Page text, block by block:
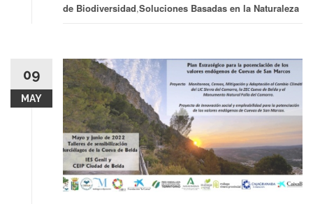
de Biodiversidad,Soluciones Basadas en la Naturaleza
09
MAY